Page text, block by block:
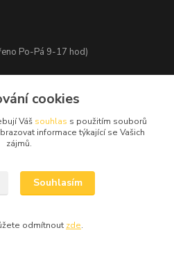
Po-Pá 9-17 hod)
cookies
Váš souhlas s použitím souborů
informace týkající se Vašich
zájmů.
Souhlasím
odmítnout zde.